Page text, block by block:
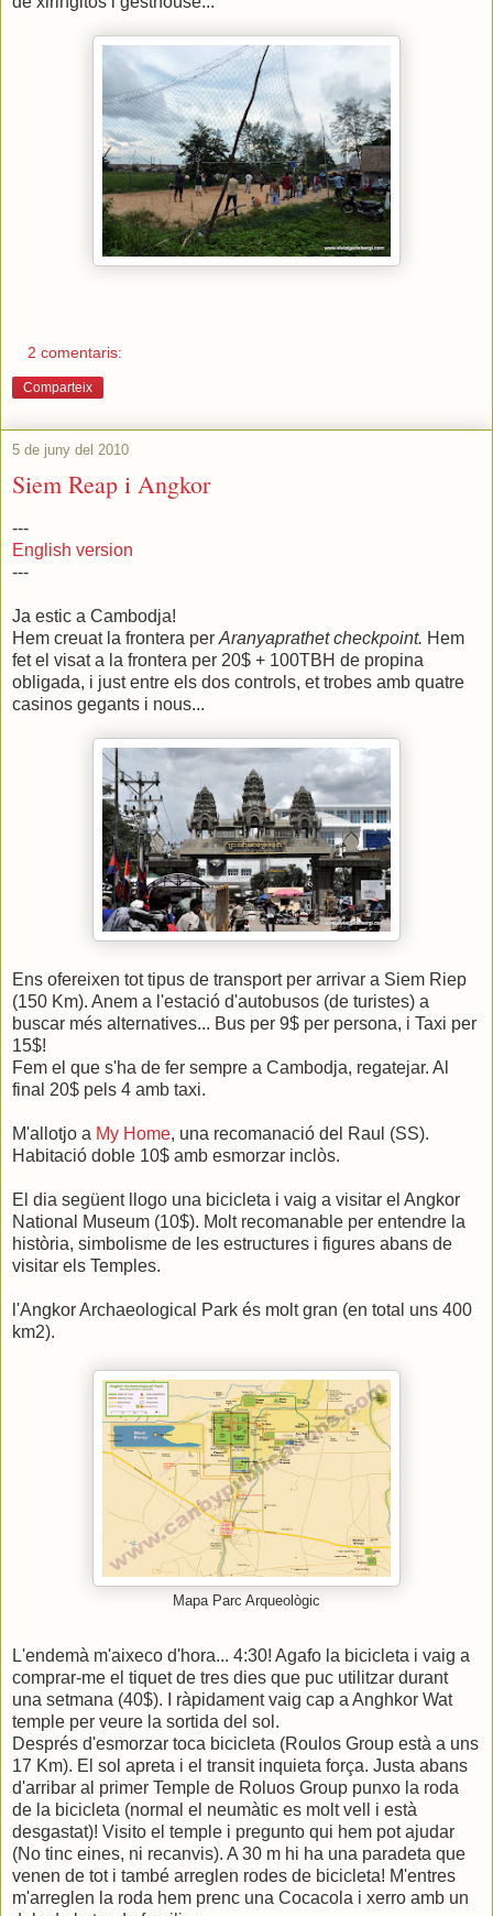
2 comentaris:
Comparteix
5 de juny del 2010
Siem Reap i Angkor
---
English version
---
Ja estic a Cambodja!
Hem creuat la frontera per Aranyaprathet checkpoint. Hem
fet el visat a la frontera per 20$ + 100TBH de propina
obligada, i just entre els dos controls, et trobes amb quatre
casinos gegants i nous...
Ens ofereixen tot tipus de transport per arrivar a Siem Riep
(150 Km). Anem a l'estació d'autobusos (de turistes) a
buscar més alternatives... Bus per 9$ per persona, i Taxi per
15$!
Fem el que s'ha de fer sempre a Cambodja, regatejar. Al
final 20$ pels 4 amb taxi.
M'allotjo a My Home, una recomanació del Raul (SS).
Habitació doble 10$ amb esmorzar inclòs.
El dia següent llogo una bicicleta i vaig a visitar el Angkor
National Museum (10$). Molt recomanable per entendre la
història, simbolisme de les estructures i figures abans de
visitar els Temples.
l'Angkor Archaeological Park és molt gran (en total uns 400
km2).
Mapa Parc Arqueològic
L'endemà m'aixeco d'hora... 4:30! Agafo la bicicleta i vaig a
comprar-me el tiquet de tres dies que puc utilitzar durant
una setmana (40$). I ràpidament vaig cap a Anghkor Wat
temple per veure la sortida del sol.
Després d'esmorzar toca bicicleta (Roulos Group està a uns
17 Km). El sol apreta i el transit inquieta força. Justa abans
d'arribar al primer Temple de Roluos Group punxo la roda
de la bicicleta (normal el neumàtic es molt vell i està
desgastat)! Visito el temple i pregunto qui hem pot ajudar
(No tinc eines, ni recanvis). A 30 m hi ha una paradeta que
venen de tot i també arreglen rodes de bicicleta! M'entres
m'arreglen la roda hem prenc una Cocacola i xerro amb un